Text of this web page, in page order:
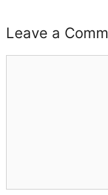
Leave a